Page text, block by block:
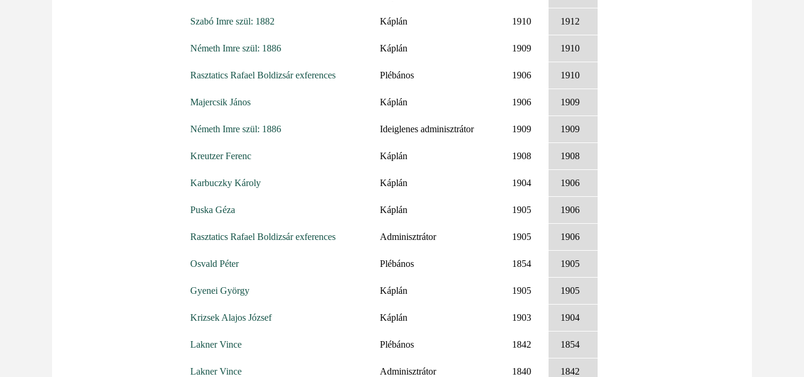
Szabó Imre szül: 1882 Káplán 1910 1912
Németh Imre szül: 1886 Káplán 1909 1910
Rasztatics Rafael Boldizsár exferences Plébános 1906 1910
Majercsik János Káplán 1906 1909
Németh Imre szül: 1886 Ideiglenes adminisztrátor 1909 1909
Kreutzer Ferenc Káplán 1908 1908
Karbuczky Károly Káplán 1904 1906
Puska Géza Káplán 1905 1906
Rasztatics Rafael Boldizsár exferences Adminisztrátor 1905 1906
Osvald Péter Plébános 1854 1905
Gyenei György Káplán 1905 1905
Krizsek Alajos József Káplán 1903 1904
Lakner Vince Plébános 1842 1854
Lakner Vince Adminisztrátor 1840 1842